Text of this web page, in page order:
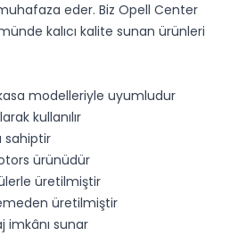
eder. Biz Opell Center
kalıcı kalite sunan ürünleri
modelleriyle uyumludur
kullanılır
sahiptir
ürünüdür
üretilmiştir
üretilmiştir
imkânı sunar